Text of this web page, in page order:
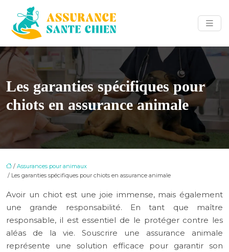
Les garanties spécifiques pour
chiots en assurance animale
/ Assurances pour animaux
/ Les garanties spécifiques pour chiots en assurance animale
Avoir un chiot est une joie immense, mais également
une grande responsabilité. En tant que maître
responsable, il est essentiel de le protéger contre les
aléas de la vie. Souscrire une assurance animale
représente une solution efficace pour garantir son